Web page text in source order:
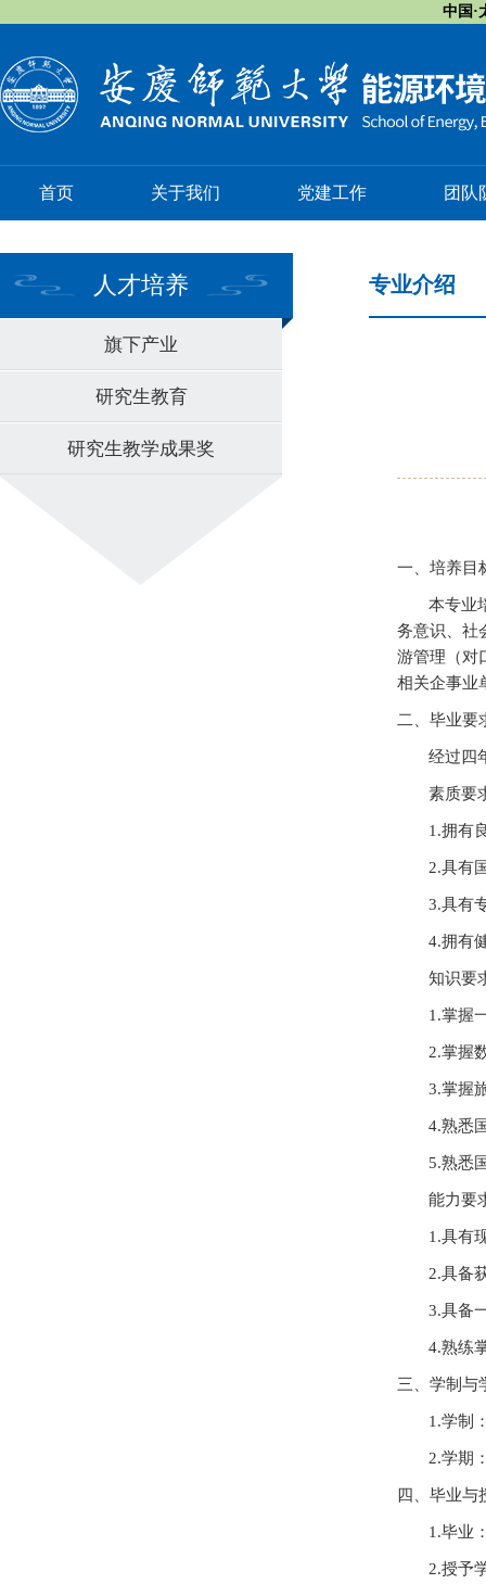
中国·
首页 关于我们 党建工作 团队
人才培养
旗下产业
研究生教育
研究生教学成果奖
专业介绍
一、培养目
本专业
务意识、社
游管理（对
相关企事业
二、毕业要
经过四
素质要
1.拥有
2.具有
3.具有
4.拥有
知识要
1.掌握
2.掌握
3.掌握
4.熟悉
5.熟悉
能力要
1.具有
2.具备
3.具备
4.熟练
三、学制与
1.学制
2.学期
四、毕业与
1.毕业
2.授予